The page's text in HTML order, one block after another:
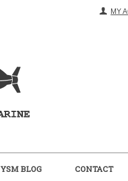
MY
YSM BLOG CONTACT